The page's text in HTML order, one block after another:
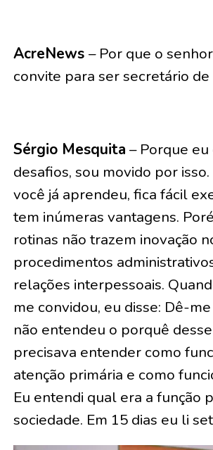
AcreNews – Por que o
convite para ser secretário de
Sérgio Mesquita – Porque
desafios, sou movido por
você já aprendeu, fica fácil
tem inúmeras vantagens.
rotinas não trazem inovação
procedimentos
relações interpessoais.
me convidou, eu disse: Dê-
não entendeu o porquê
precisava entender como
atenção primária e como
Eu entendi qual era a função
sociedade. Em 15 dias eu li